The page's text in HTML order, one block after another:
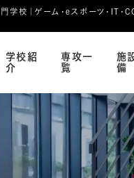
校｜ゲーム・eスポーツ・IT・
学校紹
介
専攻一
覧
施
備